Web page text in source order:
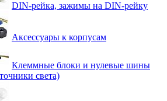
DIN-рейка, зажимы на DIN-рейку
Аксессуары к корпусам
Клеммные блоки и нулевые шины
света)